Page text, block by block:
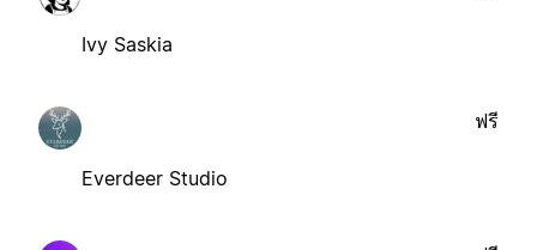
Ivy Saskia
Everdeer Studio
ฟรี